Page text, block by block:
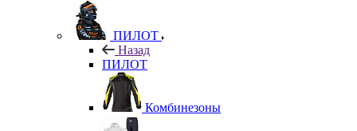
ПИЛОТ
Назад
ПИЛОТ
Комбинезоны